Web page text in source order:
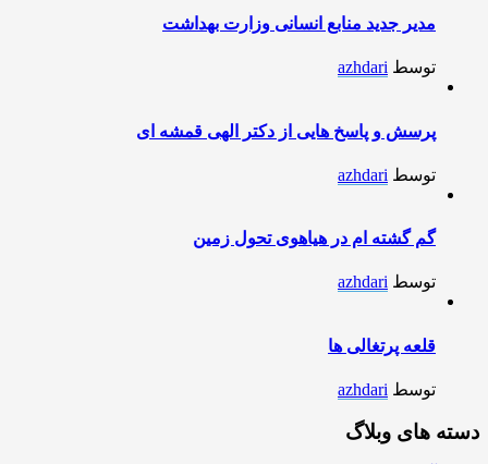
مدیر جدید منابع انسانی وزارت بهداشت
توسط azhdari
پرسش و پاسخ هایی از دکتر الهی قمشه ای
توسط azhdari
گم گشته ام در هیاهوی تحول زمین
توسط azhdari
قلعه پرتغالی ها
توسط azhdari
دسته های وبلاگ